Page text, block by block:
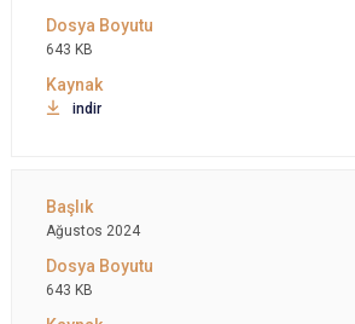
643 KB
indir
Ağustos 2024
643 KB